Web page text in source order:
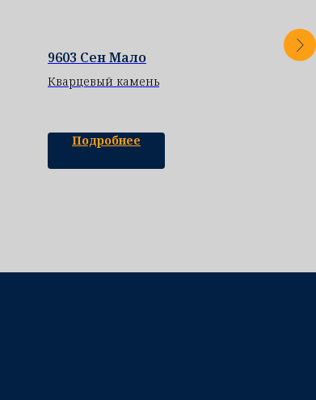
9603 Сен Мало
Кварцевый камень
Подробнее